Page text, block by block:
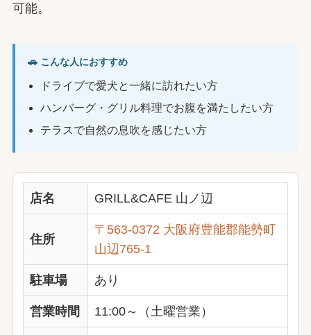
可能。
🚗 こんな人におすすめ
ドライブで愛犬と一緒に訪れたい方
ハンバーグ・グリル料理でお腹を満たしたい方
テラスで自然の息吹を感じたい方
店名 GRILL&CAFE 山ノ辺
住所
〒563-0372 大阪府豊能郡能勢町
山辺765-1
駐車場 あり
営業時間 11:00～（土曜営業）